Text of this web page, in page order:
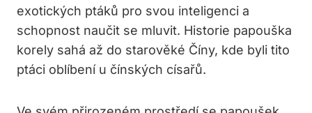
exotických ptáků pro svou inteligenci a
schopnost naučit se mluvit. Historie papouška
korely sahá až do starověké Číny, kde byli tito
ptáci oblíbení u čínských císařů.